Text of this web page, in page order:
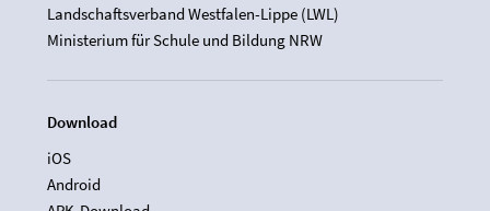
Landschaftsverband Westfalen-Lippe (LWL)
Ministerium für Schule und Bildung NRW
Download
iOS
Android